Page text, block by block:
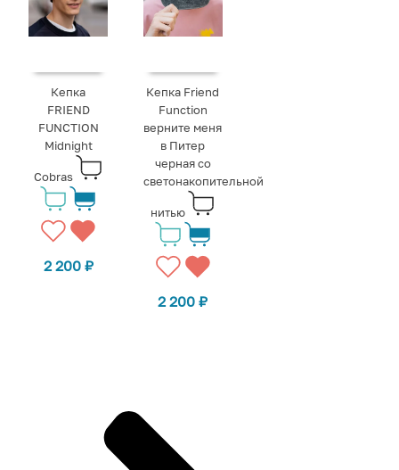
Кепка
FRIEND
FUNCTION
Midnight
Cobras
2 200 ₽
Кепка Friend
Function
верните меня
в Питер
черная со
светонакопительной
нитью
2 200₽